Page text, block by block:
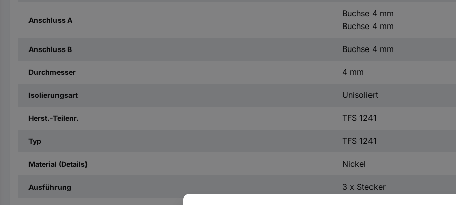
Anschluss A
Buchse 4 mm
Buchse 4 mm
Anschluss B Buchse 4 mm
Durchmesser 4 mm
Isolierungsart Unisoliert
Herst.-Teilenr. TFS 1241
Typ TFS 1241
Material (Details) Nickel
Ausführung 3 x Stecker